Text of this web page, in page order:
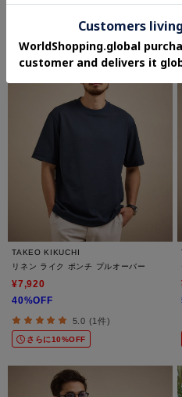
TAKEO KIKUCHI
リネン ライク ポンチ プルオーバー
¥7,920
40%OFF
5.0 (1件)
さらに10%OFF